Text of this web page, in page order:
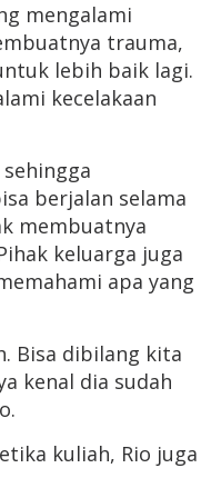
mengalami
trauma,
lebih baik lagi.
kecelakaan
berjalan selama
membuatnya
keluarga juga
apa yang
Bisa dibilang kita
kenal dia sudah
kuliah, Rio juga